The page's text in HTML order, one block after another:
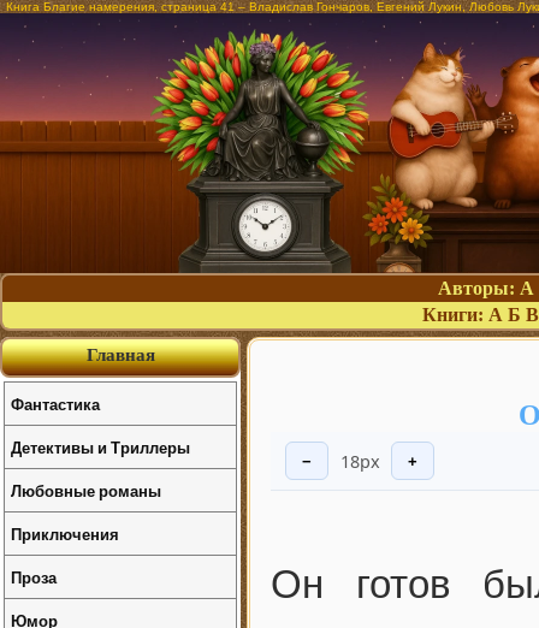
Книга Благие намерения, страница 41 – Владислав Гончаров, Евгений Лукин, Любовь
Авторы: А
Книги: А Б В
− 18px +
Он готов
Главная
Фантастика
Детективы и Триллеры
Любовные романы
Приключения
Проза
Юмор